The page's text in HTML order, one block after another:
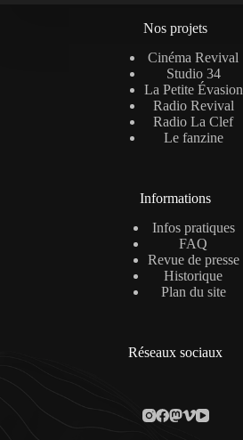
Nos projets
Cinéma Revival
Studio 34
La Petite Évasion
Radio Revival
Radio La Clef
Le fanzine
Informations
Infos pratiques
FAQ
Revue de presse
Historique
Plan du site
Réseaux sociaux